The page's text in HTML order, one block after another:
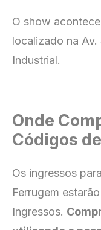
O show
localizado na
Industrial.
Onde
Códigos
Os ingressos
Ferrugem
Ingressos.